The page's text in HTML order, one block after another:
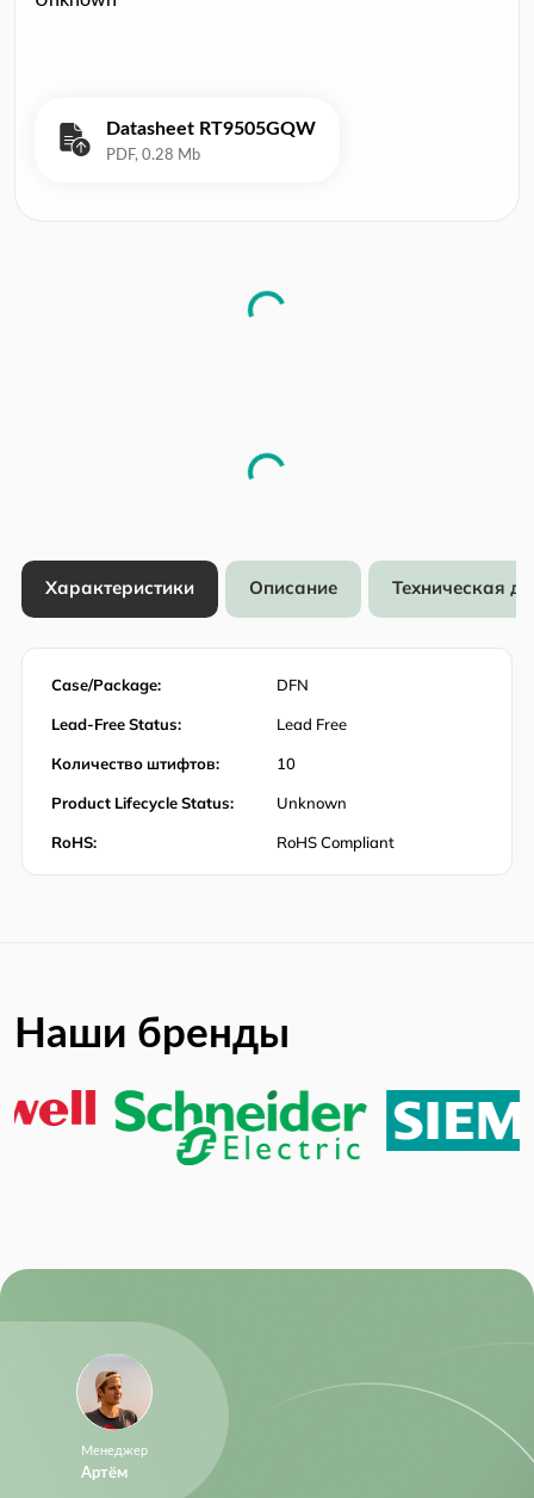
Datasheet RT9505GQW
Характеристики Описание Техническая
Case/Package: DFN
Lead-Free Status: Lead Free
Количество штифтов: 10
Product Lifecycle Status: Unknown
RoHS: RoHS Compliant
Наши бренды
Менеджер
Артём